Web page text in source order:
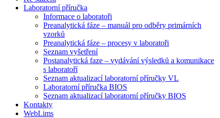
Laboratorní příručka
Informace o laboratoři
Preanalytická fáze – manuál pro odběry primárních
vzorků
Preanalytická fáze – procesy v laboratoři
Seznam vyšetření
Postanalytická faze – vydávání výsledků a komunikace
s laboratoří
Seznam aktualizací laboratorní příručky VL
Laboratorní příručka BIOS
Seznam aktualizací laboratorní příručky BIOS
Kontakty
WebLims